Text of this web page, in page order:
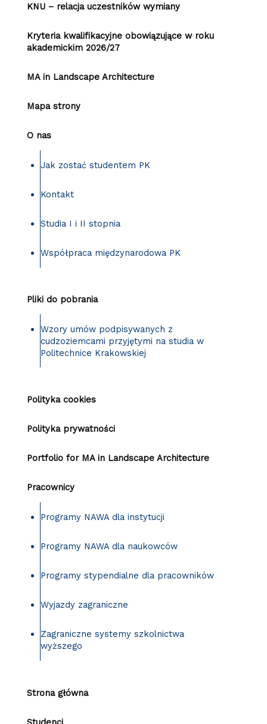
KNU – relacja uczestników wymiany
Kryteria kwalifikacyjne obowiązujące w roku
akademickim 2026/27
MA in Landscape Architecture
Mapa strony
O nas
Jak zostać studentem PK
Kontakt
Studia I i II stopnia
Współpraca międzynarodowa PK
Pliki do pobrania
Wzory umów podpisywanych z
cudzoziemcami przyjętymi na studia w
Politechnice Krakowskiej
Polityka cookies
Polityka prywatności
Portfolio for MA in Landscape Architecture
Pracownicy
Programy NAWA dla instytucji
Programy NAWA dla naukowców
Programy stypendialne dla pracowników
Wyjazdy zagraniczne
Zagraniczne systemy szkolnictwa
wyższego
Strona główna